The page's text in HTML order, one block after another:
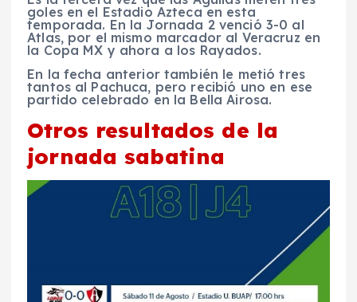
goles en el Estadio Azteca en esta
temporada. En la Jornada 2 venció 3-0 al
Atlas, por el mismo marcador al Veracruz en
la Copa MX y ahora a los Rayados.
En la fecha anterior también le metió tres
tantos al Pachuca, pero recibió uno en ese
partido celebrado en la Bella Airosa.
Otros resultados de la
jornada sabatina